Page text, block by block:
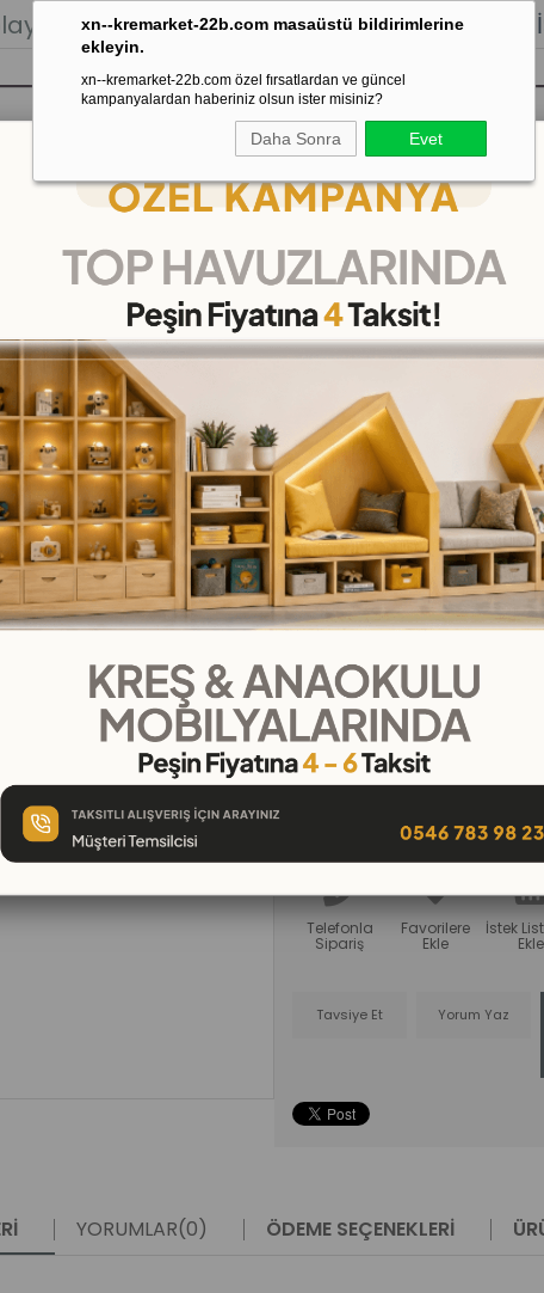
xn--kremarket-22b.com masaüstü bildirimlerine
ekleyin.
xn--kremarket-22b.com özel fırsatlardan ve güncel
kampanyalardan haberiniz olsun ister misiniz?
Daha Sonra Evet
Stoktan Gönderim.% 100İADE
Kaydırak Salıncak Tahterevalli Çok
İnek Abaküs 50'li 140 x
(DKME2584)
%
37
İNDIRIM
₺5.999,00 (KDV Dahil)
₺3.799,00 (KDV
₺422,11 `den başlayan
Sağlam MDF malzeme
modelleriyle kreşler için ideal bir
öğrenmeyi destekliyor.
Telefonla
Sipariş
Favorilere
Ekle
İstek
Ekle
Tavsiye Et Yorum Yaz
YORUMLAR(0) ÖDEME SEÇENEKLERI